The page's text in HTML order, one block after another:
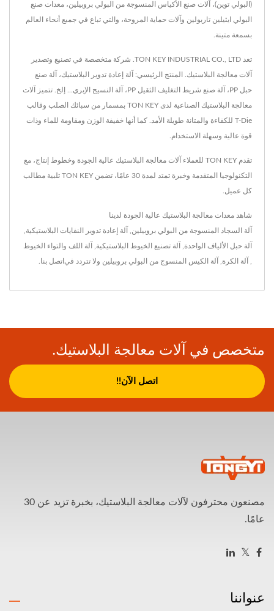
(البولي توين)، آلات صنع الأكياس المنسوجة من البولي بروبيلين، معدات صنع
البولي ايثيلين تاربولين وآلات حماية المروحة، والتي تباع في جميع أنحاء العالم
بسمعة متينة.
تعد TON KEY INDUSTRIAL CO., LTD. شركة متخصصة في تصنيع وتصدير
آلات معالجة البلاستيك. المنتج الرئيسي: آلة إعادة تدوير البلاستيك، آلة صنع
حبل PP، آلة صنع شريط التغليف الثقيل PP، آلة النسيج الإبري... إلخ. تتميز آلات
معالجة البلاستيك الصناعية لدى TON KEY بمسمار من سبائك الصلب وقالب
T-Die للكفاءة والمتانة طويلة الأمد. كما أنها خفيفة الوزن ومقاومة للماء وذات
قوة عالية وسهلة الاستخدام.
تقدم TON KEY للعملاء آلات معالجة البلاستيك عالية الجودة وخطوط إنتاج، مع
التكنولوجيا المتقدمة وخبرة تمتد لمدة 30 عامًا، تضمن TON KEY تلبية مطالب
كل عميل.
شاهد معدات معالجة البلاستيك عالية الجودة لدينا
آلة السجاد المنسوجة من البولي بروبيلين آلة إعادة تدوير النفايات البلاستيكية
آلة حبل الألياف الواحدة آلة تصنيع الخيوط البلاستيكية آلة اللف والتواء الخيوط
آلة الكرة آلة الكيس المنسوج من البولي بروبيلين ولا تتردد في اتصل بنا
متخصص في آلات معالجة البلاستيك.
اتصل الآن!!
مصنعون محترفون لآلات معالجة البلاستيك، بخبرة تزيد عن 30
عامًا.
عنواننا